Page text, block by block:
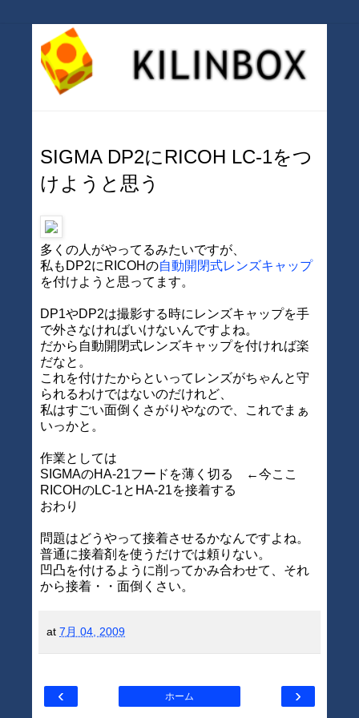
SIGMA DP2にRICOH LC-1をつ
けようと思う
多くの人がやってるみたいですが、
私もDP2にRICOHの自動開閉式レンズキャップ
を付けようと思ってます。
DP1やDP2は撮影する時にレンズキャップを手
で外さなければいけないんですよね。
だから自動開閉式レンズキャップを付ければ楽
だなと。
これを付けたからといってレンズがちゃんと守
られるわけではないのだけれど、
私はすごい面倒くさがりやなので、これでまぁ
いっかと。
作業としては
SIGMAのHA-21フードを薄く切る ←今ここ
RICOHのLC-1とHA-21を接着する
おわり
問題はどうやって接着させるかなんですよね。
普通に接着剤を使うだけでは頼りない。
凹凸を付けるように削ってかみ合わせて、それ
から接着・・面倒くさい。
at 7月 04, 2009
‹ ›
ホーム